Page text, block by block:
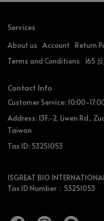
Services
About us Account Return
Terms and Conditions
165
Contact Info
Customer Service: 10:00-
Address: 13F.-2, Liwen Rd.,
Taiwan
Tax ID: 53251053
ISGREAT BIO
Tax ID Number：53251053